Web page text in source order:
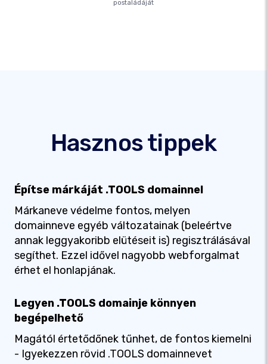
postaládáját
Hasznos tippek
Építse márkáját .TOOLS domainnel
Márkaneve védelme fontos, melyen
domainneve egyéb változatainak (beleértve
annak leggyakoribb elütéseit is) regisztrálásával
segíthet. Ezzel idővel nagyobb webforgalmat
érhet el honlapjának.
Legyen .TOOLS domainje könnyen
begépelhető
Magától értetődőnek tűnhet, de fontos kiemelni
- Igyekezzen rövid .TOOLS domainnevet